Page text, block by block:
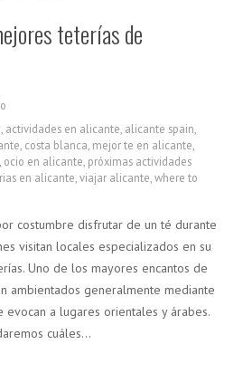
teterías de
actividades en alicante alicante spain
costa blanca mejor te en alicante
ocio en alicante próximas actividades
en alicante viajar alicante where to
costumbre disfrutar de un té durante
visitan locales especializados en su
Uno de los mayores encantos de
ambientados generalmente mediante
evocan a lugares orientales y árabes.
cuáles…